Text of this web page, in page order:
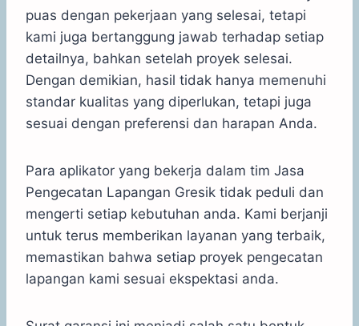
puas dengan pekerjaan yang selesai, tetapi
kami juga bertanggung jawab terhadap setiap
detailnya, bahkan setelah proyek selesai.
Dengan demikian, hasil tidak hanya memenuhi
standar kualitas yang diperlukan, tetapi juga
sesuai dengan preferensi dan harapan Anda.
Para aplikator yang bekerja dalam tim Jasa
Pengecatan Lapangan Gresik tidak peduli dan
mengerti setiap kebutuhan anda. Kami berjanji
untuk terus memberikan layanan yang terbaik,
memastikan bahwa setiap proyek pengecatan
lapangan kami sesuai ekspektasi anda.